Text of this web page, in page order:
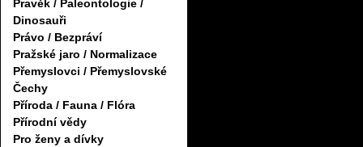
Pravěk / Paleontologie /
Dinosauři
Právo / Bezpráví
Pražské jaro / Normalizace
Přemyslovci / Přemyslovské
Čechy
Příroda / Fauna / Flóra
Přírodní vědy
Pro ženy a dívky